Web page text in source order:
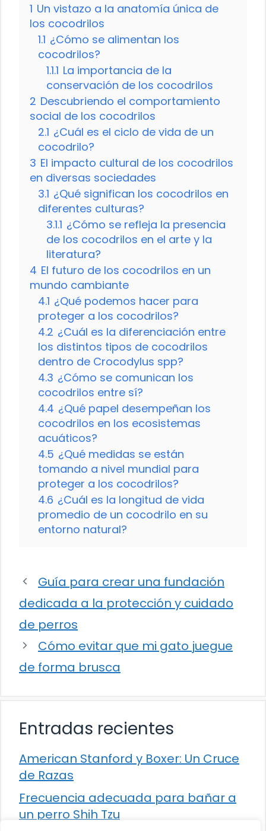
1 Un vistazo a la anatomía única de
los cocodrilos
1.1 ¿Cómo se alimentan los
cocodrilos?
1.1.1 La importancia de la
conservación de los cocodrilos
2 Descubriendo el comportamiento
social de los cocodrilos
2.1 ¿Cuál es el ciclo de vida de un
cocodrilo?
3 El impacto cultural de los cocodrilos
en diversas sociedades
3.1 ¿Qué significan los cocodrilos en
diferentes culturas?
3.1.1 ¿Cómo se refleja la presencia
de los cocodrilos en el arte y la
literatura?
4 El futuro de los cocodrilos en un
mundo cambiante
4.1 ¿Qué podemos hacer para
proteger a los cocodrilos?
4.2 ¿Cuál es la diferenciación entre
los distintos tipos de cocodrilos
dentro de Crocodylus spp?
4.3 ¿Cómo se comunican los
cocodrilos entre sí?
4.4 ¿Qué papel desempeñan los
cocodrilos en los ecosistemas
acuáticos?
4.5 ¿Qué medidas se están
tomando a nivel mundial para
proteger a los cocodrilos?
4.6 ¿Cuál es la longitud de vida
promedio de un cocodrilo en su
entorno natural?
Guía para crear una fundación
dedicada a la protección y cuidado
de perros
Cómo evitar que mi gato juegue
de forma brusca
Entradas recientes
American Stanford y Boxer: Un Cruce
de Razas
Frecuencia adecuada para bañar a
un perro Shih Tzu